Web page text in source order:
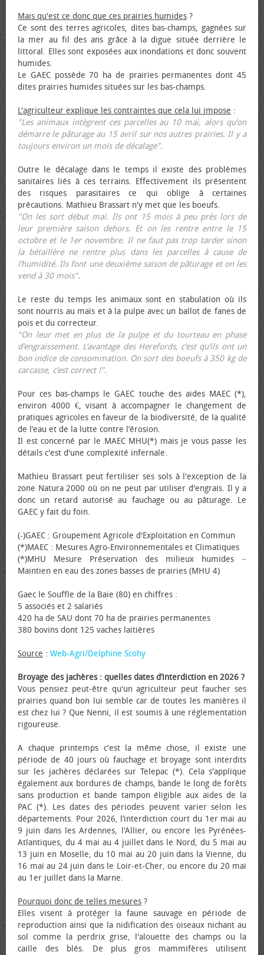
Mais qu'est ce donc que ces prairies humides ?
Ce sont des terres agricoles, dites bas-champs, gagnées sur
la mer au fil des ans grâce à la digue située derrière le
littoral. Elles sont exposées aux inondations et donc souvent
humides.
Le GAEC possède 70 ha de prairies permanentes dont 45
dites prairies humides situées sur les bas-champs.
L'agriculteur explique les contraintes que cela lui impose :
"Les animaux intègrent ces parcelles au 10 mai, alors qu’on
démarre le pâturage au 15 avril sur nos autres prairies. Il y a
toujours environ un mois de décalage".
Outre le décalage dans le temps il existe des problèmes
sanitaires liés à ces terrains. Effectivement ils présentent
des risques parasitaires ce qui oblige à certaines
précautions. Mathieu Brassart n'y met que les bœufs.
"On les sort début mai. Ils ont 15 mois à peu près lors de
leur première saison dehors. Et on les rentre entre le 15
octobre et le 1er novembre. Il ne faut pas trop tarder sinon
la bétaillère ne rentre plus dans les parcelles à cause de
l’humidité. Ils font une deuxième saison de pâturage et on les
vend à 30 mois".
Le reste du temps les animaux sont en stabulation où ils
sont nourris au maïs et à la pulpe avec un ballot de fanes de
pois et du correcteur.
"On leur met en plus de la pulpe et du tourteau en phase
d’engraissement. L’avantage des Herefords, c’est qu’ils ont un
bon indice de consommation. On sort des bœufs à 350 kg de
carcasse, c’est correct !".
Pour ces bas-champs le GAEC touche des aides MAEC (*),
environ 4000 €, visant à accompagner le changement de
pratiques agricoles en faveur de la biodiversité, de la qualité
de l’eau et de la lutte contre l’érosion.
Il est concerné par le MAEC MHU(*) mais je vous passe les
détails c'est d'une complexité infernale.
Mathieu Brassart peut fertiliser ses sols à l'exception de la
zone Natura 2000 où on ne peut par utiliser d'engrais. Il y a
donc un retard autorisé au fauchage ou au pâturage. Le
GAEC y fait du foin.
(-)GAEC : Groupement Agricole d'Exploitation en Commun
(*)MAEC : Mesures Agro-Environnementales et Climatiques
(*)MHU Mesure Préservation des milieux humides −
Maintien en eau des zones basses de prairies (MHU 4)
Gaec le Souffle de la Baie (80) en chiffres :
5 associés et 2 salariés
420 ha de SAU dont 70 ha de prairies permanentes
380 bovins dont 125 vaches laitières
Source : Web-Agri/Delphine Scohy
Broyage des jachères : quelles dates d’interdiction en 2026 ?
Vous pensiez peut-être qu'un agriculteur peut faucher ses
prairies quand bon lui semble car de toutes les manières il
est chez lui ? Que Nenni, il est soumis à une réglementation
rigoureuse.
A chaque printemps c'est la même chose, il existe une
période de 40 jours où fauchage et broyage sont interdits
sur les jachères déclarées sur Telepac (*). Cela s'applique
également aux bordures de champs, bande le long de forêts
sans production et bande tampon éligible aux aides de la
PAC (*). Les dates des périodes peuvent varier selon les
départements. Pour 2026, l’interdiction court du 1er mai au
9 juin dans les Ardennes, l'Allier, ou encore les Pyrénées-
Atlantiques, du 4 mai au 4 juillet dans le Nord, du 5 mai au
13 juin en Moselle, du 10 mai au 20 juin dans la Vienne, du
16 mai au 24 juin dans le Loir-et-Cher, ou encore du 20 mai
au 1er juillet dans la Marne.
Pourquoi donc de telles mesures ?
Elles visent à protéger la faune sauvage en période de
reproduction ainsi que la nidification des oiseaux nichant au
sol comme la perdrix grise, l'alouette des champs ou la
caille des blés. De plus gros mammifères utilisent